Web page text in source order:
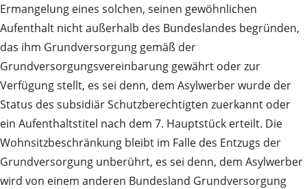
Ermangelung eines solchen, seinen gewöhnlichen
Aufenthalt nicht außerhalb des Bundeslandes begründen,
das ihm Grundversorgung gemäß der
Grundversorgungsvereinbarung gewährt oder zur
Verfügung stellt, es sei denn, dem Asylwerber wurde der
Status des subsidiär Schutzberechtigten zuerkannt oder
ein Aufenthaltstitel nach dem 7. Hauptstück erteilt. Die
Wohnsitzbeschränkung bleibt im Falle des Entzugs der
Grundversorgung unberührt, es sei denn, dem Asylwerber
wird von einem anderen Bundesland Grundversorgung